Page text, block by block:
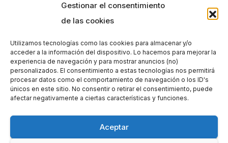
Gestionar el consentimiento
de las cookies
Utilizamos tecnologías como las cookies para almacenar y/o
acceder a la información del dispositivo. Lo hacemos para mejorar la
experiencia de navegación y para mostrar anuncios (no)
personalizados. El consentimiento a estas tecnologías nos permitirá
procesar datos como el comportamiento de navegación o los ID's
únicos en este sitio. No consentir o retirar el consentimiento, puede
afectar negativamente a ciertas características y funciones.
Aceptar